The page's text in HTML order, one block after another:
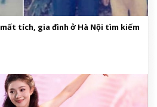
tích, gia đình ở Hà Nội tìm kiếm